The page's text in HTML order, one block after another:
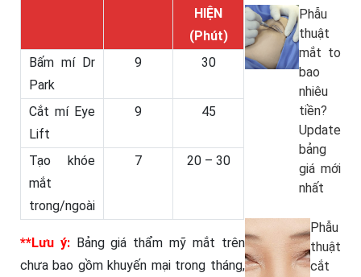
HIỆN
(Phút)
Bấm mí Dr
Park
9 30
Cắt mí Eye
Lift
9 45
Tạo khóe
mắt
trong/ngoài
7 20 – 30
**Lưu ý:Bảng giá thẩm mỹ mắt trên
chưa bao gồm khuyến mại trong tháng,
Phẫu
thuật
mắt to
bao
nhiêu
tiền?
Update
bảng
giá mới
nhất
Phẫu
thuật
cắt